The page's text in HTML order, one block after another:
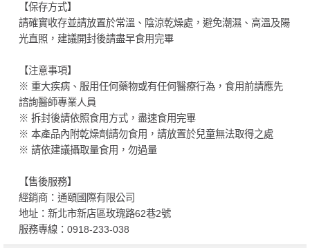
【保存方式】
請確實收存並請放置於常溫、陰涼乾燥處，避免潮濕、高溫及陽
光直照，建議開封後請盡早食用完畢
【注意事項】
※ 重大疾病、服用任何藥物或有任何醫療行為，食用前請應先
諮詢醫師專業人員
※ 拆封後請依照食用方式，盡速食用完畢
※ 本產品內附乾燥劑請勿食用，請放置於兒童無法取得之處
※ 請依建議攝取量食用，勿過量
【售後服務】
經銷商：通頤國際有限公司
地址：新北市新店區玫瑰路62巷2號
服務專線：0918-233-038